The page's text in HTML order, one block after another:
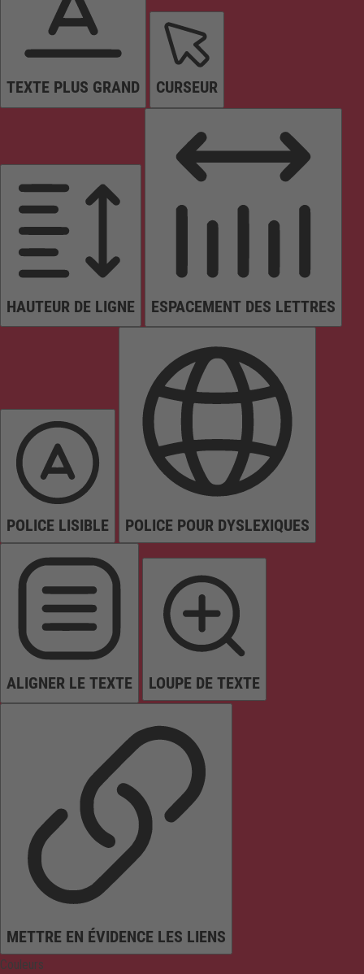
TEXTE PLUS GRAND CURSEUR
HAUTEUR DE LIGNE ESPACEMENT DES LETTRES
POLICE LISIBLE POLICE POUR DYSLEXIQUES
ALIGNER LE TEXTE LOUPE DE TEXTE
METTRE EN ÉVIDENCE LES LIENS
Couleurs